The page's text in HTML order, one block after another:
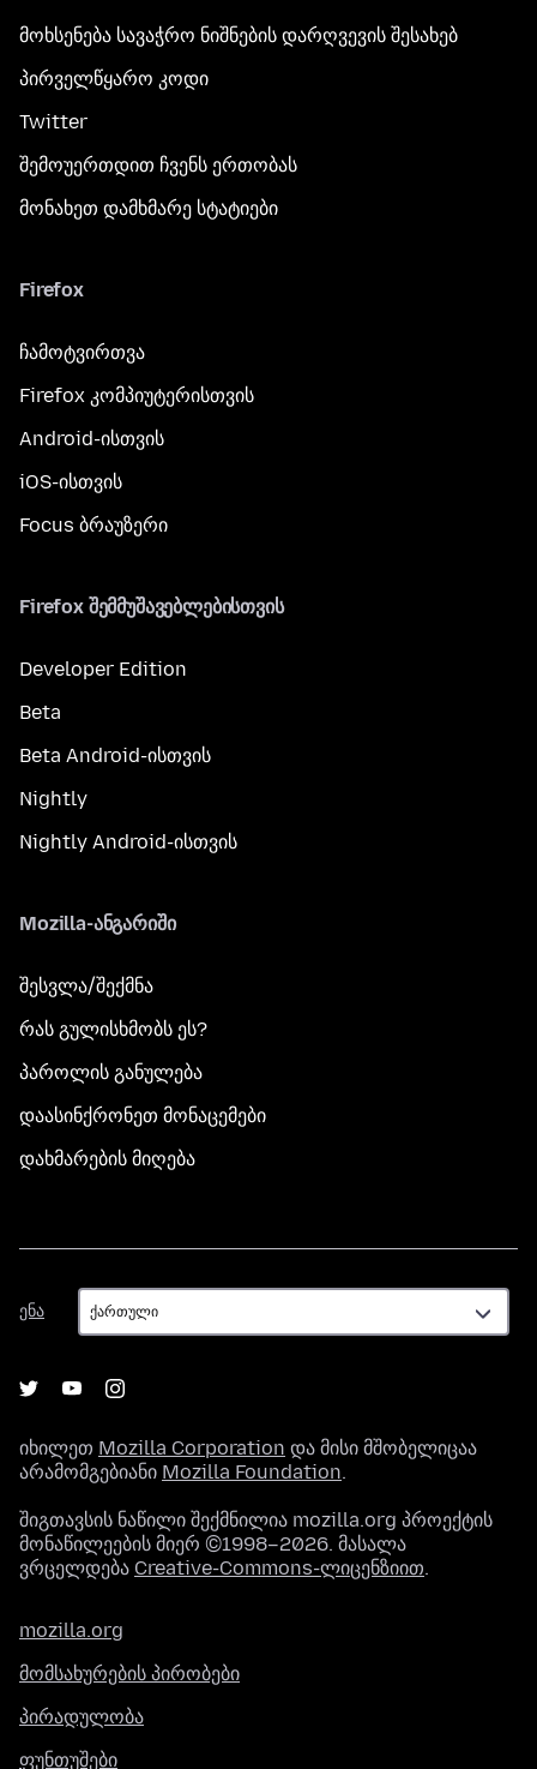
მოხსენება სავაჭრო ნიშნების დარღვევის შესახებ
პირველწყარო კოდი
Twitter
შემოუერთდით ჩვენს ერთობას
მონახეთ დამხმარე სტატიები
Firefox
ჩამოტვირთვა
Firefox კომპიუტერისთვის
Android-ისთვის
iOS-ისთვის
Focus ბრაუზერი
Firefox შემმუშავებლებისთვის
Developer Edition
Beta
Beta Android-ისთვის
Nightly
Nightly Android-ისთვის
Mozilla-ანგარიში
შესვლა/შექმნა
რას გულისხმობს ეს?
პაროლის განულება
დაასინქრონეთ მონაცემები
დახმარების მიღება
ენა
ენა
იხილეთ Mozilla Corporation და მისი მშობელიცაა
არამომგებიანი Mozilla Foundation.
შიგთავსის ნაწილი შექმნილია mozilla.org პროექტის
მონაწილეების მიერ ©1998–2026. მასალა
ვრცელდება Creative-Commons-ლიცენზიით.
mozilla.org
მომსახურების პირობები
პირადულობა
ფუნთუშები